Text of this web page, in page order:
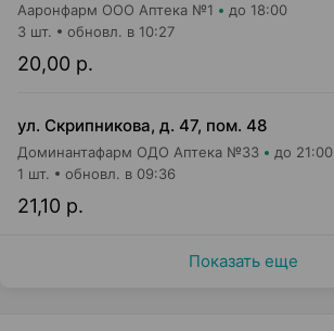
Ааронфарм ООО Аптека №1 до 18:00
20,00 р.
3 шт. обновл. в 10:27
ул. Скрипникова, д. 47, пом. 48
Доминантафарм ОДО Аптека №33 до 21:00
21,10 р.
1 шт. обновл. в 09:36
Показать еще